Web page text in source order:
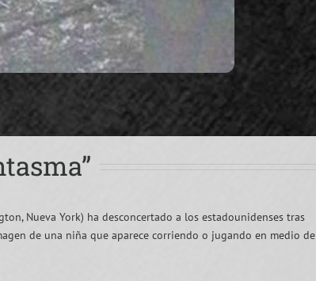
Nueva York) ha desconcertado a los estadounidenses tras
de una niña que aparece corriendo o jugando en medio de